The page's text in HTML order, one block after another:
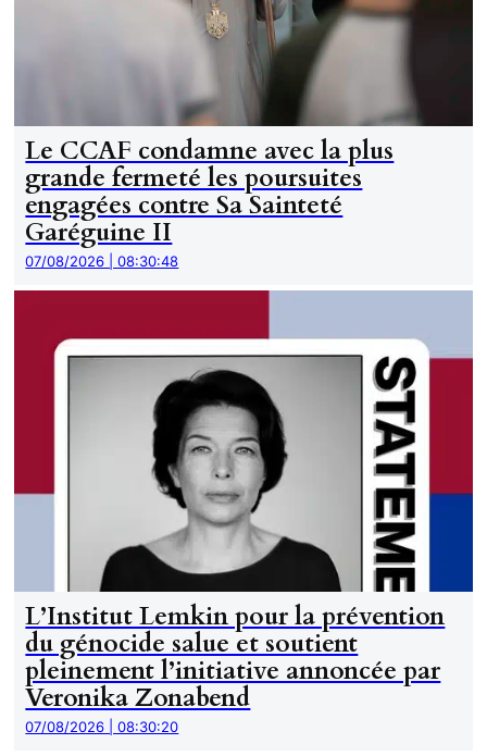
Le CCAF condamne avec la plus
grande fermeté les poursuites
engagées contre Sa Sainteté
Garéguine II
07/08/2026 | 08:30:48
L’Institut Lemkin pour la prévention
du génocide salue et soutient
pleinement l’initiative annoncée par
Veronika Zonabend
07/08/2026 | 08:30:20